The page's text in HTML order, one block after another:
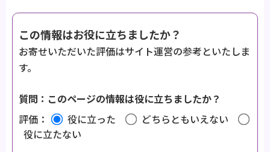
この情報はお役に立ちましたか？
お寄せいただいた評価はサイト運営の参考といたしま
す。
質問：このページの情報は役に立ちましたか？
評価：
役に立った
どちらともいえない
役に立たない